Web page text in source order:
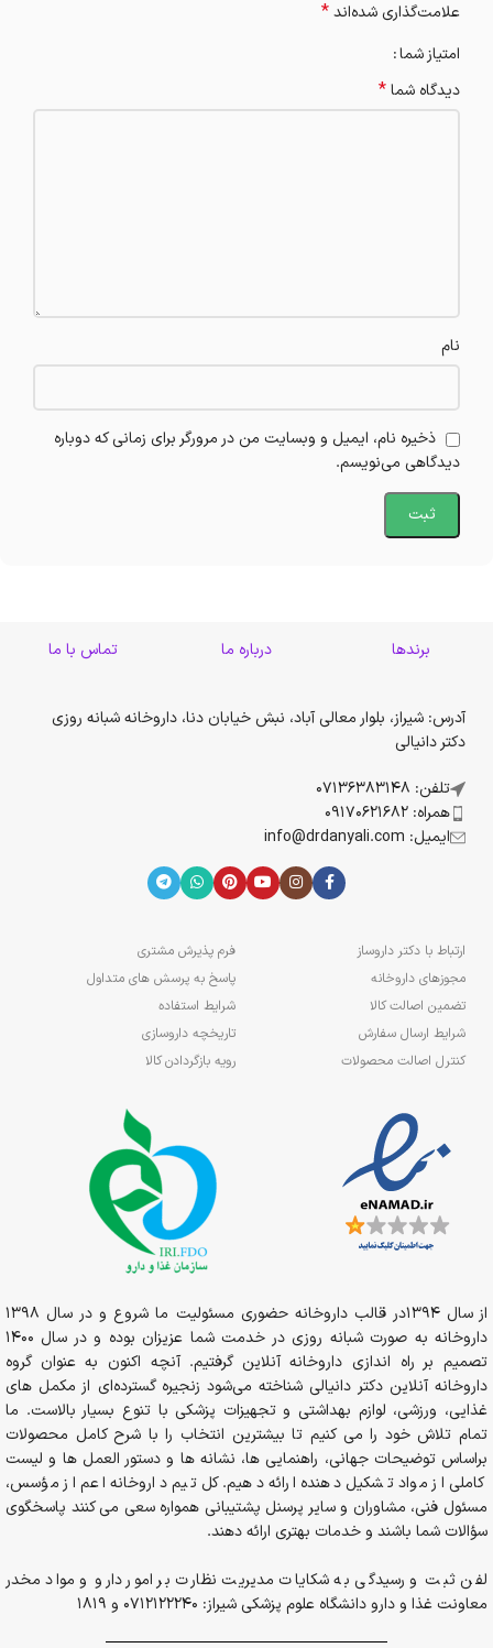
علامت‌گذاری شده‌اند*
امتیاز شما
دیدگاه شما*
نام
ذخیره نام، ایمیل و وبسایت من در مرورگر برای زمانی که دوباره
دیدگاهی می‌نویسم.
برندها درباره ما تماس با ما
آدرس: شیراز، بلوار معالی آباد، نبش خیابان دنا، داروخانه شبانه روزی
دکتر دانیالی
تلفن: 07136383148
همراه: 09170621682
ایمیل: info@drdanyali.com
ارتباط با دکتر داروساز
مجوزهای داروخانه
تضمین اصالت کالا
شرایط ارسال سفارش
کنترل اصالت محصولات
فرم پذیرش مشتری
پاسخ به پرسش های متداول
شرایط استفاده
تاریخچه داروسازی
رویه بازگردادن کالا
از سال 1394در قالب داروخانه حضوری مسئولیت ما شروع و در سال 1398
داروخانه به صورت شبانه روزی در خدمت شما عزیزان بوده و در سال 1400
تصمیم بر راه اندازی داروخانه آنلاین گرفتیم. آنچه اکنون به عنوان گروه
داروخانه آنلاین دکتر دانیالی شناخته می‌شود زنجیره گسترده‌ای از مکمل های
غذایی، ورزشی، لوازم بهداشتی و تجهیزات پزشکی با تنوع بسیار بالاست. ما
تمام تلاش خود را می کنیم تا بیشترین انتخاب را با شرح کامل محصولات
براساس توضیحات جهانی، راهنمایی ها، نشانه ها و دستور العمل ها و لیست
کاملی از مواد تشکیل دهنده ارائه دهیم. کل تیم داروخانه اعم از مؤسس،
مسئول فنی، مشاوران و سایر پرسنل پشتیبانی همواره سعی می کنند پاسخگوی
سؤالات شما باشند و خدمات بهتری ارائه دهند.
لفن ثبت و رسیدگی به شکایات مدیریت نظارت بر امور دارو و مواد مخدر
معاونت غذا و دارو دانشگاه علوم پزشکی شیراز: 0712122240 و 1819